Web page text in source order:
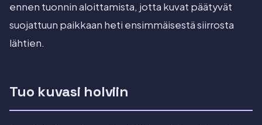
ennen tuonnin aloittamista, jotta kuvat päätyvät
suojattuun paikkaan heti ensimmäisestä siirrosta
lähtien.
Tuo kuvasi holviin